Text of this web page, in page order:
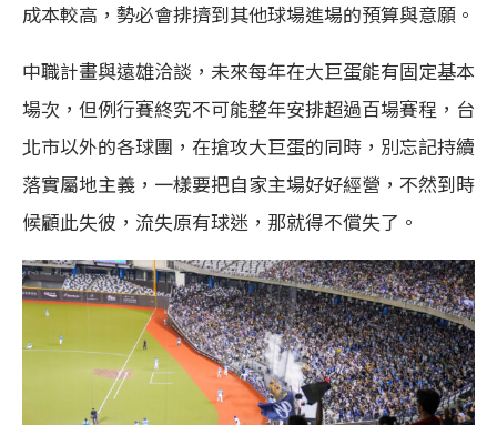
成本較高，勢必會排擠到其他球場進場的預算與意願。
中職計畫與遠雄洽談，未來每年在大巨蛋能有固定基本
場次，但例行賽終究不可能整年安排超過百場賽程，台
北市以外的各球團，在搶攻大巨蛋的同時，別忘記持續
落實屬地主義，一樣要把自家主場好好經營，不然到時
候顧此失彼，流失原有球迷，那就得不償失了。